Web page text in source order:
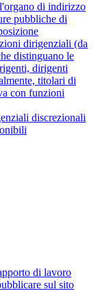
di indirizzo
pubbliche di
dirigenziali (da
distinguano le
dirigenti
titolari di
con funzioni
discrezionali
di lavoro
sul sito